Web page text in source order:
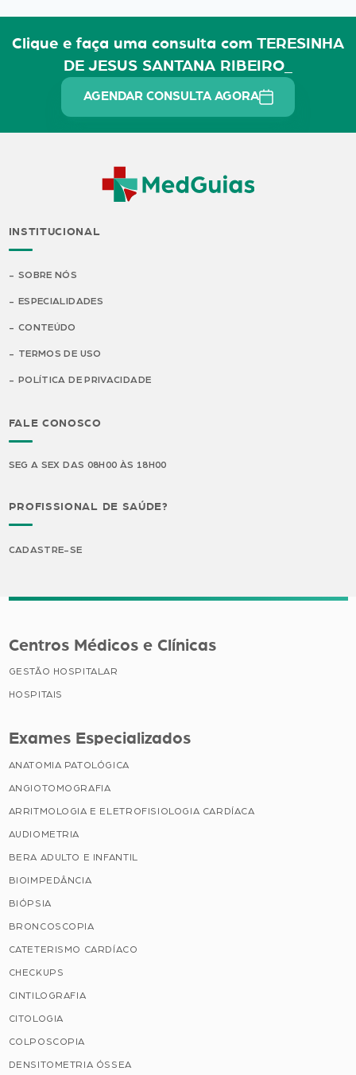
Clique e faça uma consulta com TERESINHA
DE JESUS SANTANA RIBEIRO_
AGENDAR CONSULTA AGORA
INSTITUCIONAL
SOBRE NÓS
ESPECIALIDADES
CONTEÚDO
TERMOS DE USO
POLÍTICA DE PRIVACIDADE
FALE CONOSCO
SEG A SEX DAS 08H00 ÀS 18H00
PROFISSIONAL DE SAÚDE?
CADASTRE-SE
Centros Médicos e Clínicas
GESTÃO HOSPITALAR
HOSPITAIS
Exames Especializados
ANATOMIA PATOLÓGICA
ANGIOTOMOGRAFIA
ARRITMOLOGIA E ELETROFISIOLOGIA CARDÍACA
AUDIOMETRIA
BERA ADULTO E INFANTIL
BIOIMPEDÂNCIA
BIÓPSIA
BRONCOSCOPIA
CATETERISMO CARDÍACO
CHECKUPS
CINTILOGRAFIA
CITOLOGIA
COLPOSCOPIA
DENSITOMETRIA ÓSSEA